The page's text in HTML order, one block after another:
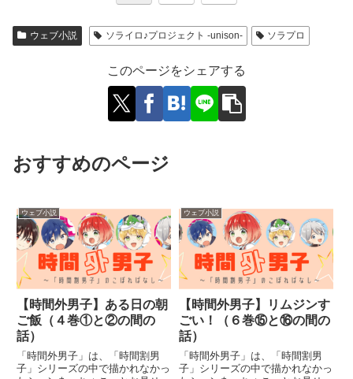
ウェブ小説 ソライロ♪プロジェクト -unison- ソラプロ
このページをシェアする
おすすめのページ
ウェブ小説
【時間外男子】ある日の朝
ご飯（４巻①と②の間の
話）
「時間外男子」は、「時間割男
子」シリーズの中で描かれなかっ
ウェブ小説
【時間外男子】リムジンす
ごい！（６巻⑮と⑯の間の
話）
「時間外男子」は、「時間割男
子」シリーズの中で描かれなかっ